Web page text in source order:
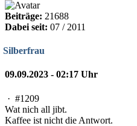
Beiträge: 21688
Dabei seit: 07 / 2011
Silberfrau
09.09.2023 - 02:17 Uhr
· #1209
Wat nich all jibt.
Kaffee ist nicht die Antwort.